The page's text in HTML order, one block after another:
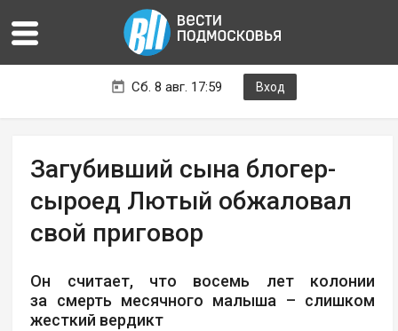
Сб. 8 авг. 17:59 Вход
Загубивший сына блогер-
сыроед Лютый обжаловал
свой приговор
Он считает, что восемь лет колонии
за смерть месячного малыша – слишком
жесткий вердикт